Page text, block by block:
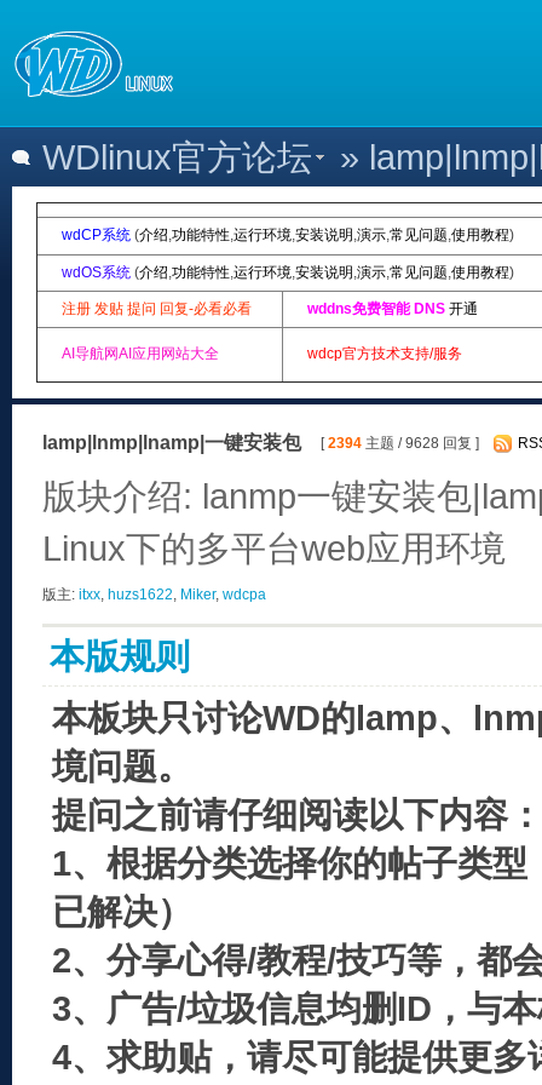
WDlinux官方论坛 »
wdCP系统 (介绍,功能特性,运行环境,安装说明 ,演示,常见问题,使用教程)
wdOS系统 (介绍,功能特性,运行环境,安装说明 ,演示,常见问题,使用教程)
注册 发贴 提问 回复-必看必看 wddns免费智能 DNS 开通
AI导航网AI应用网站大全 wdcp官方技术支持/服务
lamp|lnmp|lnamp|一键安装包 [2394 主题 / 9628 回复 ]
版块介绍: lanmp一键安装包
Linux下的多平台web应用环境
版主: itxx, huzs1622, Miker, wdcpa
本版规则
本板块只讨论WD的lamp、
境问题。
提问之前请仔细阅读以下内容：
1、根据分类选择你的帖子类
已解决）
2、分享心得/教程/技巧等，都
3、广告/垃圾信息均删ID，与
4、求助贴，请尽可能提供更